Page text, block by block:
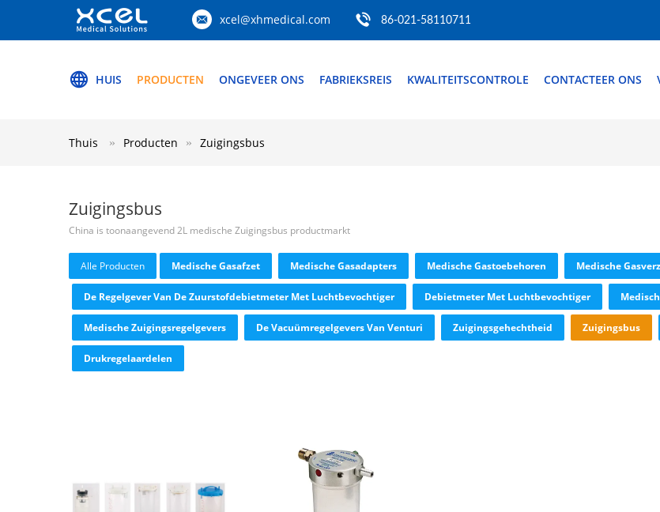
xcel@xhmedical.com 86-021-58110711
HUIS PRODUCTEN ONGEVEER ONS FABRIEKSREIS KWALITEITSCONTROLE CONTACTEER ONS
Thuis Producten Zuigingsbus
Zuigingsbus
China is toonaangevend 2L medische Zuigingsbus productmarkt
Alle Producten Medische Gasafzet Medische Gasadapters Medische Gastoebehoren Medische
De Regelgever Van De Zuurstofdebietmeter Met Luchtbevochtiger Debietmeter Met Luchtbevochtiger
Medische Zuigingsregelgevers De Vacuümregelgevers Van Venturi Zuigingsgehechtheid Zuigingsbus
Drukregelaardelen